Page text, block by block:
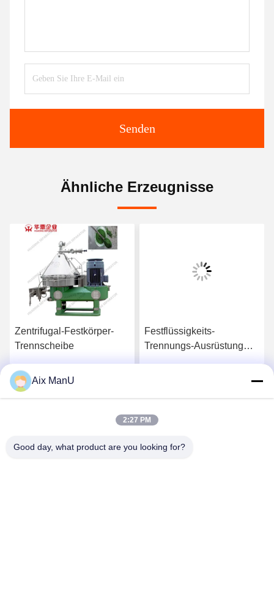
Senden
Ähnliche Erzeugnisse
Zentrifugal-Festkörper-
Trennscheibe
Festflüssigkeits-
Trennungs-Ausrüstung
Aix ManU
2:27 PM
Good day, what product are you looking for?